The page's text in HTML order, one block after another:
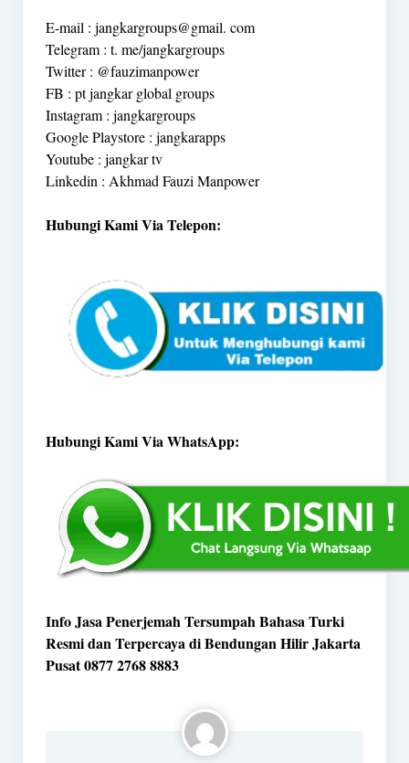
E-mail : jangkargroups@gmail. com
Telegram : t. me/jangkargroups
Twitter : @fauzimanpower
FB : pt jangkar global groups
Instagram : jangkargroups
Google Playstore : jangkarapps
Youtube : jangkar tv
Linkedin : Akhmad Fauzi Manpower
Hubungi Kami Via Telepon:
Hubungi Kami Via WhatsApp:
Info Jasa Penerjemah Tersumpah Bahasa Turki
Resmi dan Terpercaya di Bendungan Hilir Jakarta
Pusat 0877 2768 8883